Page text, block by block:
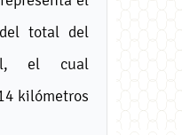
total del
el cual
kilómetros